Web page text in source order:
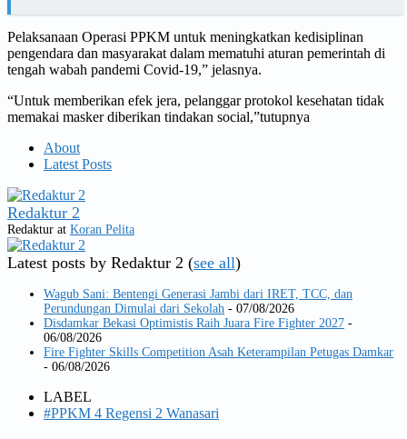
Pelaksanaan Operasi PPKM untuk meningkatkan kedisiplinan
pengendara dan masyarakat dalam mematuhi aturan pemerintah di
tengah wabah pandemi Covid-19,” jelasnya.
“Untuk memberikan efek jera, pelanggar protokol kesehatan tidak
memakai masker diberikan tindakan social,”tutupnya
About
Latest Posts
Redaktur 2
Redaktur at Koran Pelita
Latest posts by Redaktur 2 (see all)
Wagub Sani: Bentengi Generasi Jambi dari IRET, TCC, dan
Perundungan Dimulai dari Sekolah - 07/08/2026
Disdamkar Bekasi Optimistis Raih Juara Fire Fighter 2027 -
06/08/2026
Fire Fighter Skills Competition Asah Keterampilan Petugas Damkar
- 06/08/2026
LABEL
#PPKM 4 Regensi 2 Wanasari